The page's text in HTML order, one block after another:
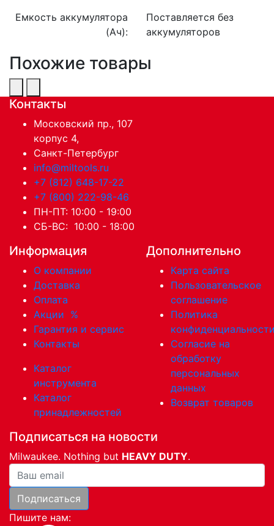
Емкость аккумулятора
(Ач):
Поставляется без
аккумуляторов
Похожие товары
Контакты
Московский пр., 107
корпус 4,
Санкт-Петербург
info@miltools.ru
+7 (812) 648-17-22
+7 (800) 222-98-46
ПН-ПТ: 10:00 - 19:00
СБ-ВС: 10:00 - 18:00
Информация
О компании
Доставка
Оплата
Акции %
Гарантия и сервис
Контакты
Каталог
инструмента
Каталог
принадлежностей
Дополнительно
Карта сайта
Пользовательское
соглашение
Политика
Согласие на
обработку
персональных
данных
Возврат товаров
Подписаться на новости
Milwaukee. Nothing but HEAVY DUTY.
Ваша почта
Подписаться
Пишите нам: